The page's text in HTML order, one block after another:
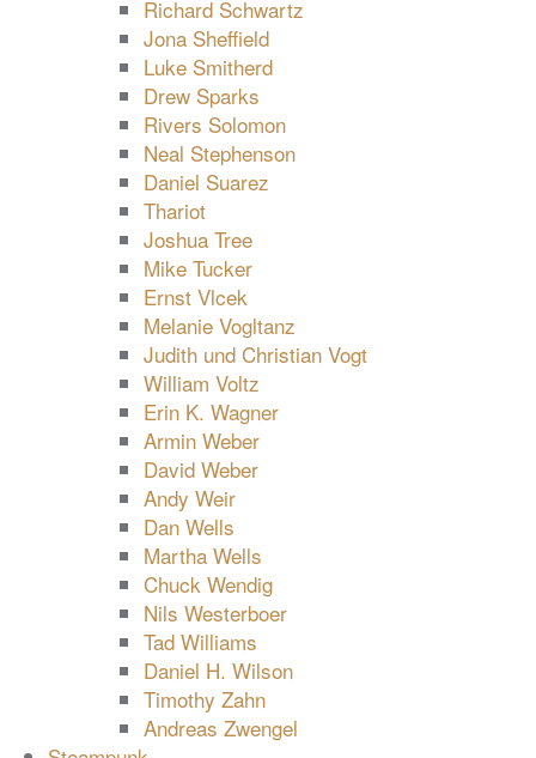
Richard Schwartz
Jona Sheffield
Luke Smitherd
Drew Sparks
Rivers Solomon
Neal Stephenson
Daniel Suarez
Thariot
Joshua Tree
Mike Tucker
Ernst Vlcek
Melanie Vogltanz
Judith und Christian Vogt
William Voltz
Erin K. Wagner
Armin Weber
David Weber
Andy Weir
Dan Wells
Martha Wells
Chuck Wendig
Nils Westerboer
Tad Williams
Daniel H. Wilson
Timothy Zahn
Andreas Zwengel